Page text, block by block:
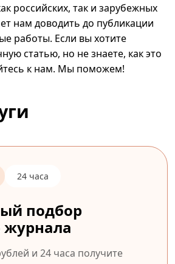
российских, так и зарубежных
нам доводить до публикации
работы. Если вы хотите
статью, но не знаете, как это
к нам. Мы поможем!
24 часа
подбор
журнала
и 24 часа получите